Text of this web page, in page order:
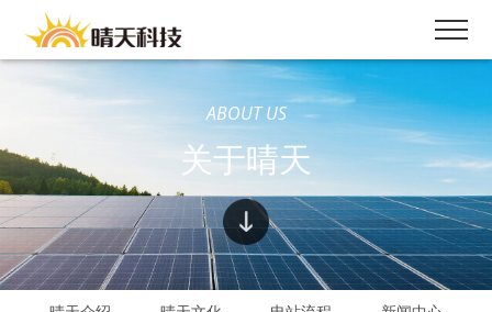
ABOUT US
关于晴天